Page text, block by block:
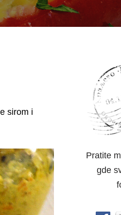
sirom i
Pratite
gde